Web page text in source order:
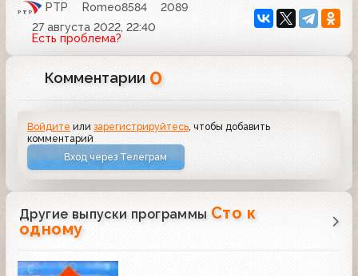
РТР Romeo8584
2089
27 августа 2022, 22:40
Есть проблема?
Комментарии 0
Войдите илизарегистрируйтесь , чтобы добавить
комментарий
Вход через Телеграм
Другие выпуски программы Сто к
одному